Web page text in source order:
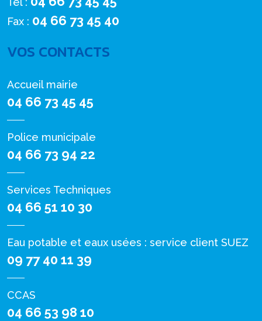
Fax : 04 66 73 45 40
VOS CONTACTS
Accueil mairie
04 66 73 45 45
Police municipale
04 66 73 94 22
Services Techniques
04 66 51 10 30
Eau potable et eaux usées : service client SUEZ
09 77 40 11 39
CCAS
04 66 53 98 10